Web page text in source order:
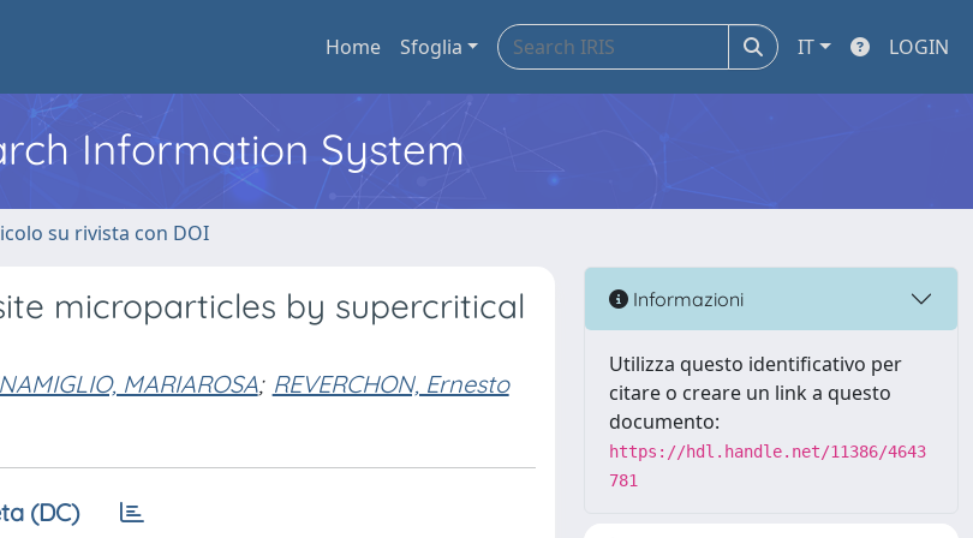
Home Sfoglia IT LOGIN
Information System
su rivista con DOI
microparticles by supercritical
MARIAROSA; REVERCHON, Ernesto
(DC)
Informazioni
Utilizza questo identificativo per
citare o creare un link a questo
documento:
https://hdl.handle.net/11386/4643
781